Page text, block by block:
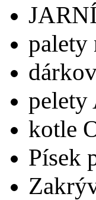
palety
pelety
kotle
Písek